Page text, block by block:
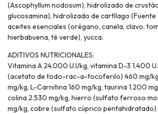
(Ascophyllum nodosum), hidrolizado de
glucosamina), hidrolizado de cartílago
aceites esenciales (orégano, canela, clavo,
hierbabuena, té verde), yucca.
ADITIVOS NUTRICIONALES:
Vitamina A 24.000 U.I/kg, vitamina D-3 1.400
(acetato de todo-rac-a-tocoferilo) 460 mg/
mg/kg, L-Carnitina 160 mg/kg, taurina 1.200
colina 2.530 mg/kg, hierro (sulfato ferroso
mg/kg, cobre (sulfato cúprico pentahidratado)